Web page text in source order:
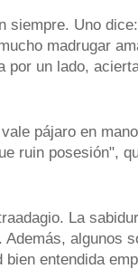
siempre. Uno
madrugar
un lado,
pájaro en
ruin posesión",
La
Además, algunos
bien entendida